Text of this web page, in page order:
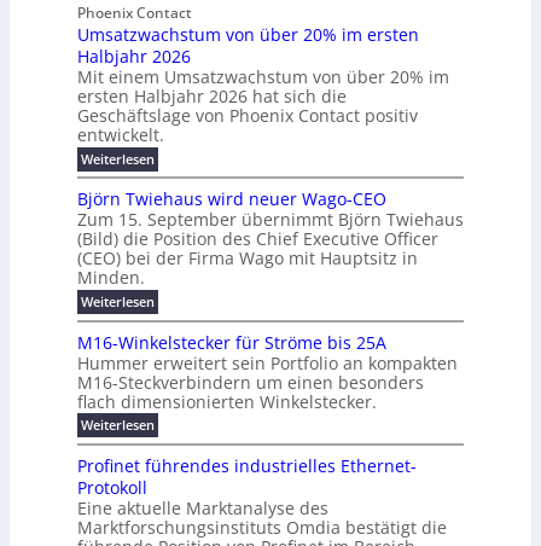
b
r
a
u
c
h
t
m
e
h
r
T
m
p
o
u
n
d
w
e
n
g
e
u
f
ü
r
m
o
d
e
r
n
e
E
e
r
g
i
e
l
s
u
e
N
H
-
S
i
c
h
e
r
u
n
s
l
a
s
t
s
c
h
a
t
e
i
l
i
g
u
n
g
b
e
i
m
0
2
6
E
u
r
o
e
n
E
h
r
f
a
c
h
d
u
r
c
f
ü
h
r
n
g
e
n
f
ü
r
e
ff
i
z
i
n
t
Phoenix Contact
Umsatzwachstum von über 20% im ersten
Halbjahr 2026
Mit einem Umsatzwachstum von über 20% im
ersten Halbjahr 2026 hat sich die
Geschäftslage von Phoenix Contact positiv
entwickelt.
Weiterlesen:
U
m
s
a
t
z
a
c
h
s
t
u
m
v
o
n
ü
b
r
2
Björn Twiehaus wird neuer Wago-CEO
Zum 15. September übernimmt Björn Twiehaus
(Bild) die Position des Chief Executive Officer
(CEO) bei der Firma Wago mit Hauptsitz in
Minden.
Weiterlesen:
B
ö
r
n
T
w
i
h
u
s
w
M16-Winkelstecker für Ströme bis 25A
Hummer erweitert sein Portfolio an kompakten
M16-Steckverbindern um einen besonders
flach dimensionierten Winkelstecker.
Weiterlesen:
M
1
6
W
i
n
Profinet führendes industrielles Ethernet-
Protokoll
Eine aktuelle Marktanalyse des
Marktforschungsinstituts Omdia bestätigt die